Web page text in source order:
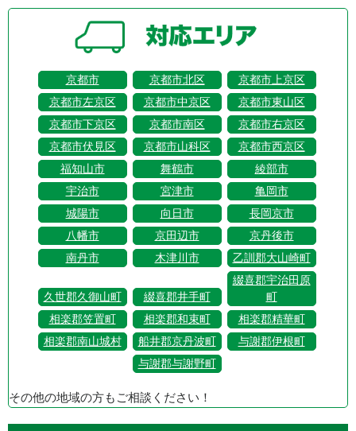
京都市 京都市北区
京都市上京区
京都市左京区
京都市中京区
京都市東山区
京都市下京区
京都市南区
京都市右京区
京都市伏見区
京都市山科区
京都市西京区
福知山市
舞鶴市
綾部市
宇治市
宮津市
亀岡市
城陽市
向日市
長岡京市
八幡市
京田辺市
京丹後市
南丹市
木津川市 乙訓郡大山崎町
久世郡久御山町 綴喜郡井手町
綴喜郡宇治田原
町
相楽郡笠置町
相楽郡和束町
相楽郡精華町
相楽郡南山城村
船井郡京丹波町
与謝郡伊根町
与謝郡与謝野町
その他の地域の方もご相談ください！